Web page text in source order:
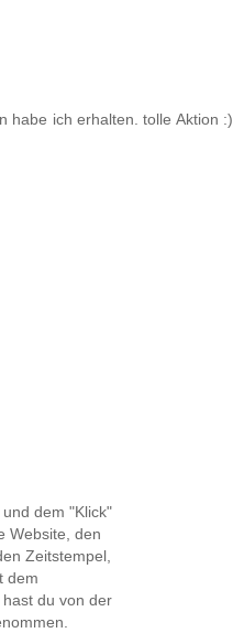
habe ich erhalten. tolle Aktion :)
dem "Klick"
Website, den
Zeitstempel,
dem
du von der